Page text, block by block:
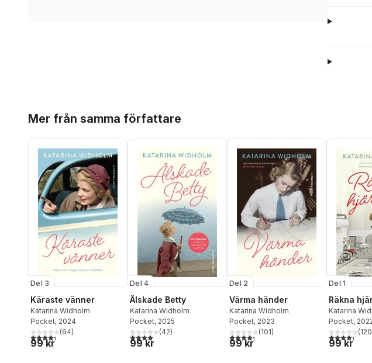
Mer från samma författare
Del 3
Käraste vänner
Katarina Widholm
Pocket, 2024
4,3utav 5 stjärnor. Totalt antal röster:
(64)
99 kr
Del 4
Älskade Betty
Katarina Widholm
Pocket, 2025
4,0utav 5 stjärnor. Totalt antal röster:
(42)
99 kr
Del 2
Värma händer
Katarina Widholm
Pocket, 2023
4,3utav 5 stjärnor. Totalt antal röster:
(101)
99 kr
Del 1
Räkna
Katarina
Pocket,
4,3utav 5(120
99 kr